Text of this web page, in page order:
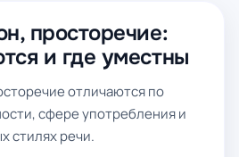
просторечие:
и где уместны
отличаются по
сфере употребления и
стилях речи.